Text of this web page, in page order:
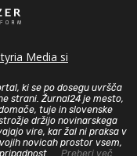
Media si
ki se po dosegu uvršča
strani. Žurnal24 je mesto,
tuje in slovenske
držijo novinarskega
vire, kar žal ni praksa v
novicah prostor vsem,
... Preberi več